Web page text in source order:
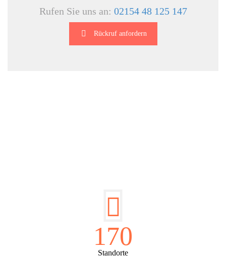
Rufen Sie uns an: 02154 48 125 147
Rückruf anfordern
170
Standorte